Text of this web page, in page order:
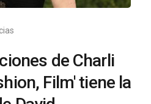
de Charli
Film' tiene la